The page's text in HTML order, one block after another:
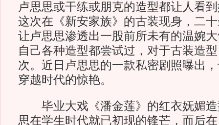
卢思思或干练或朋克的造型都让人看
这次在《新安家族》的古装现身，二
让卢思思渗透出一股前所未有的温婉
自己各种造型都尝试过，对于古装造
次。近日卢思思的一款私密剧照曝出
穿越时代的惊艳。
毕业大戏《潘金莲》的红衣妩媚造
思在学生时代就已初现的锋芒，而后